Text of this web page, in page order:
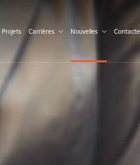
Projets Carrières Nouvelles